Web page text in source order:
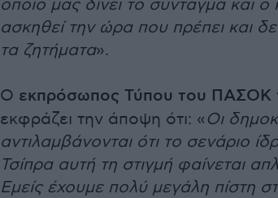
οποίο μας δίνει το σύνταγμα και
ασκηθεί την ώρα που πρέπει και
τα ζητήματα».
Ο εκπρόσωπος Τύπου του ΠΑΣΟΚ
εκφράζει την άποψη ότι: « Οι
αντιλαμβάνονται ότι το σενάριο
Τσίπρα αυτή τη στιγμή φαίνεται
Εμείς έχουμε πολύ μεγάλη πίστη